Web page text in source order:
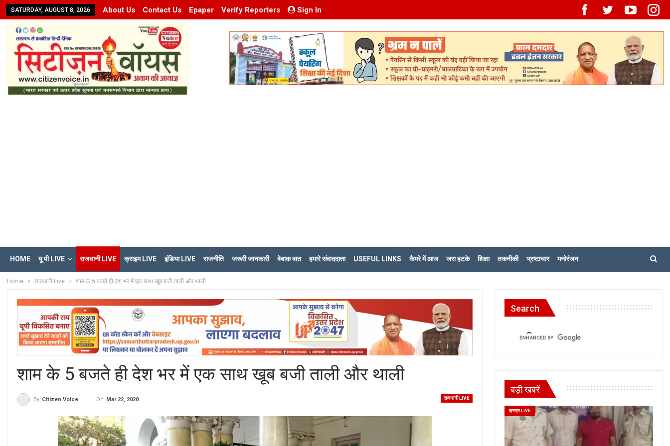
SATURDAY, AUGUST 8, 2026 About Us Contact Us Epaper Verify Reporters Sign In
HOME यू पी LIVE राजधानी LIVE क्राइम LIVE इंडिया LIVE राजनीति जरूरी जानकारी बेबाक बात हमारे संवाददाता USEFUL LINKS कैमरे में आज जरा हटके शिक्षा तकनीकी भ्रष्टाचार मनोरंजन
Home राजधानी Live शाम के 5 बजते ही देश भर में एक साथ खूब बजी ताली और थाली
शाम के 5 बजते ही देश भर में एक साथ खूब बजी ताली और थाली
राजधानी LIVE
By Citizen Voice On Mar 22, 2020
Search
बड़ी खबरें
क्राइम LIVE